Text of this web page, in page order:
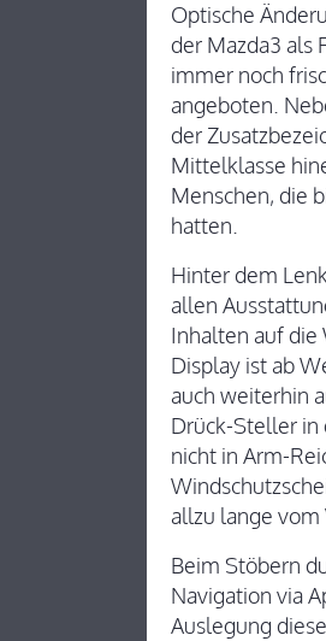
Optische
der Mazda3 als
immer noch
angeboten.
der
Mittelklasse
Menschen, die
hatten.
Hinter dem
allen
Inhalten auf die
Display ist ab
auch weiterhin
Drück-Steller in
nicht in Arm-
allzu lange
Beim Stöbern
Navigation via
Auslegung